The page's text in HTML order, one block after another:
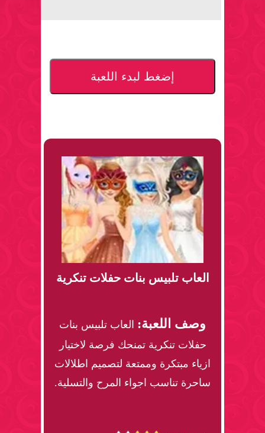
إضغط لبدء اللعبة
العاب تلبيس بنات حفلات تنكرية
وصف اللعبة: العاب تلبيس بنات
حفلات تنكرية تمنحك فرصة لاختيار
ازياء مبتكرة وممتعة لتصميم اطلالات
ساحرة تناسب اجواء المرح والتسلية.